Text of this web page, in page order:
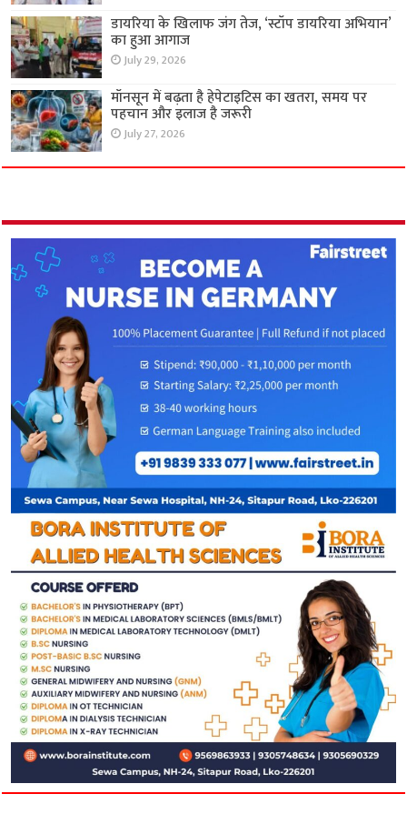
डायरिया के खिलाफ जंग तेज, ‘स्टॉप डायरिया अभियान’
का हुआ आगाज
July 29, 2026
मॉनसून में बढ़ता है हेपेटाइटिस का खतरा, समय पर
पहचान और इलाज है जरूरी
July 27, 2026